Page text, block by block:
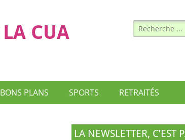
CUA Rechercher :
BONS PLANS SPORTS RETRAITÉS
LA NEWSLETTER, C’EST